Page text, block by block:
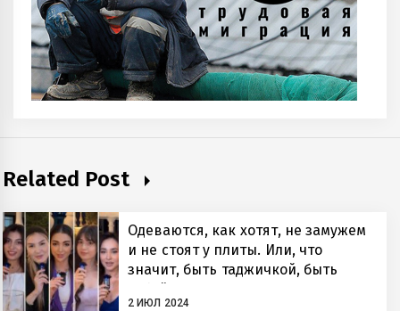
Related Post
Одеваются, как хотят, не замужем
и не стоят у плиты. Или, что
значит, быть таджичкой, быть
2 ИЮЛ 2024